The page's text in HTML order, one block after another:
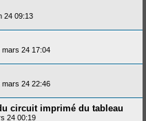
24 09:13
mars 24 17:04
mars 24 22:46
circuit imprimé du tableau
24 00:19